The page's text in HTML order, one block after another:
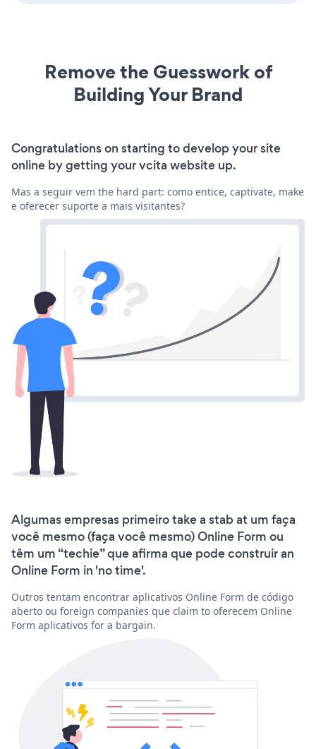
Remove the Guesswork of
Building Your Brand
Congratulations on starting to develop your site
online by getting your vcita website up.
Mas a seguir vem the hard part: como entice, captivate, make
e oferecer suporte a mais visitantes?
Algumas empresas primeiro take a stab at um faça
você mesmo (faça você mesmo) Online Form ou
têm um “techie” que afirma que pode construir an
Online Form in 'no time'.
Outros tentam encontrar aplicativos Online Form de código
aberto ou foreign companies que claim to oferecem Online
Form aplicativos for a bargain.